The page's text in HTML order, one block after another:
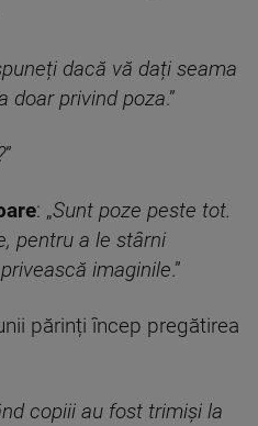
dacă vă dați seama
doar privind poza.”
”
: „Sunt poze peste tot.
pentru a le stârni
imaginile.”
părinți încep pregătirea
copiii au fost trimiși la